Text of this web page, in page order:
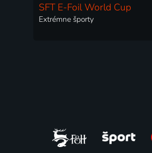
SFT E-Foil World Cup
Extrémne športy